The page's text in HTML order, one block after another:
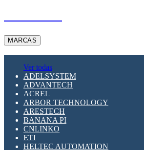
MARCAS
Ver todas
ADELSYSTEM
ADVANTECH
ACREL
ARBOR TECHNOLOGY
ARESTECH
BANANA PI
CNLINKO
ETI
HELTEC AUTOMATION